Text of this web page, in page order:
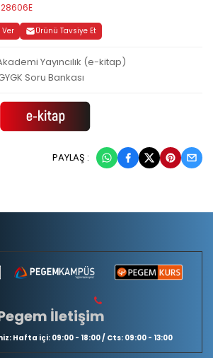
Ver Ürünü Tavsiye Et
Yayıncılık (e-kitap)
Soru Bankası
PAYLAŞ :
İletişim
Hafta içi: 09:00 - 18:00 / Cts: 09:00 - 13:00